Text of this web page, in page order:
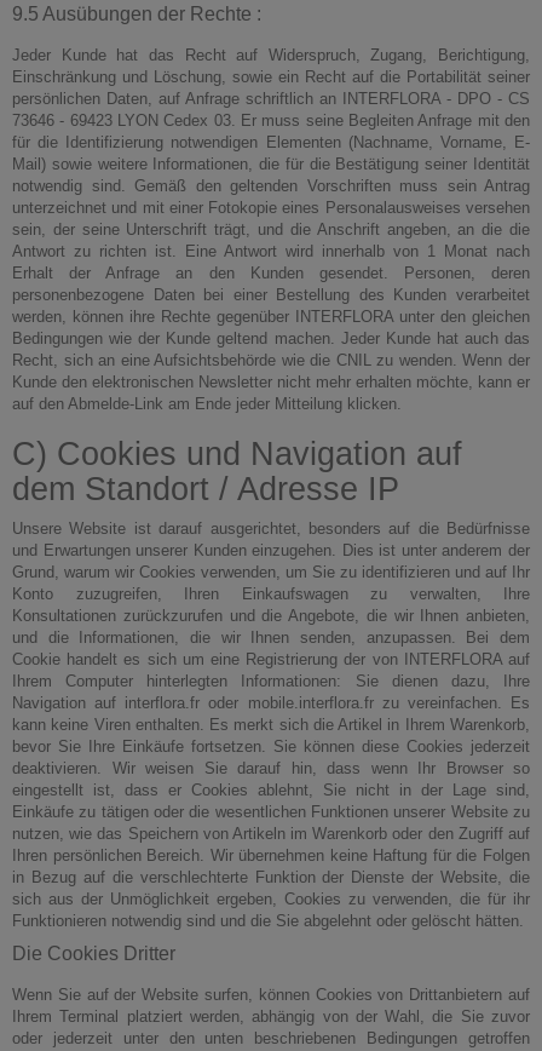
9.5 Ausübungen der Rechte :
Jeder Kunde hat das Recht auf Widerspruch, Zugang, Berichtigung,
Einschränkung und Löschung, sowie ein Recht auf die Portabilität seiner
persönlichen Daten, auf Anfrage schriftlich an INTERFLORA - DPO - CS
73646 - 69423 LYON Cedex 03. Er muss seine Begleiten Anfrage mit den
für die Identifizierung notwendigen Elementen (Nachname, Vorname, E-
Mail) sowie weitere Informationen, die für die Bestätigung seiner Identität
notwendig sind. Gemäß den geltenden Vorschriften muss sein Antrag
unterzeichnet und mit einer Fotokopie eines Personalausweises versehen
sein, der seine Unterschrift trägt, und die Anschrift angeben, an die die
Antwort zu richten ist. Eine Antwort wird innerhalb von 1 Monat nach
Erhalt der Anfrage an den Kunden gesendet. Personen, deren
personenbezogene Daten bei einer Bestellung des Kunden verarbeitet
werden, können ihre Rechte gegenüber INTERFLORA unter den gleichen
Bedingungen wie der Kunde geltend machen. Jeder Kunde hat auch das
Recht, sich an eine Aufsichtsbehörde wie die CNIL zu wenden. Wenn der
Kunde den elektronischen Newsletter nicht mehr erhalten möchte, kann er
auf den Abmelde-Link am Ende jeder Mitteilung klicken.
C) Cookies und Navigation auf
dem Standort / Adresse IP
Unsere Website ist darauf ausgerichtet, besonders auf die Bedürfnisse
und Erwartungen unserer Kunden einzugehen. Dies ist unter anderem der
Grund, warum wir Cookies verwenden, um Sie zu identifizieren und auf Ihr
Konto zuzugreifen, Ihren Einkaufswagen zu verwalten, Ihre
Konsultationen zurückzurufen und die Angebote, die wir Ihnen anbieten,
und die Informationen, die wir Ihnen senden, anzupassen. Bei dem
Cookie handelt es sich um eine Registrierung der von INTERFLORA auf
Ihrem Computer hinterlegten Informationen: Sie dienen dazu, Ihre
Navigation auf interflora.fr oder mobile.interflora.fr zu vereinfachen. Es
kann keine Viren enthalten. Es merkt sich die Artikel in Ihrem Warenkorb,
bevor Sie Ihre Einkäufe fortsetzen. Sie können diese Cookies jederzeit
deaktivieren. Wir weisen Sie darauf hin, dass wenn Ihr Browser so
eingestellt ist, dass er Cookies ablehnt, Sie nicht in der Lage sind,
Einkäufe zu tätigen oder die wesentlichen Funktionen unserer Website zu
nutzen, wie das Speichern von Artikeln im Warenkorb oder den Zugriff auf
Ihren persönlichen Bereich. Wir übernehmen keine Haftung für die Folgen
in Bezug auf die verschlechterte Funktion der Dienste der Website, die
sich aus der Unmöglichkeit ergeben, Cookies zu verwenden, die für ihr
Funktionieren notwendig sind und die Sie abgelehnt oder gelöscht hätten.
Die Cookies Dritter
Wenn Sie auf der Website surfen, können Cookies von Drittanbietern auf
Ihrem Terminal platziert werden, abhängig von der Wahl, die Sie zuvor
oder jederzeit unter den unten beschriebenen Bedingungen getroffen